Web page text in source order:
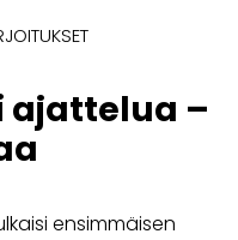
ajattelua –
ensimmäisen